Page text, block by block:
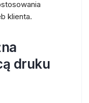
klienta.
druku